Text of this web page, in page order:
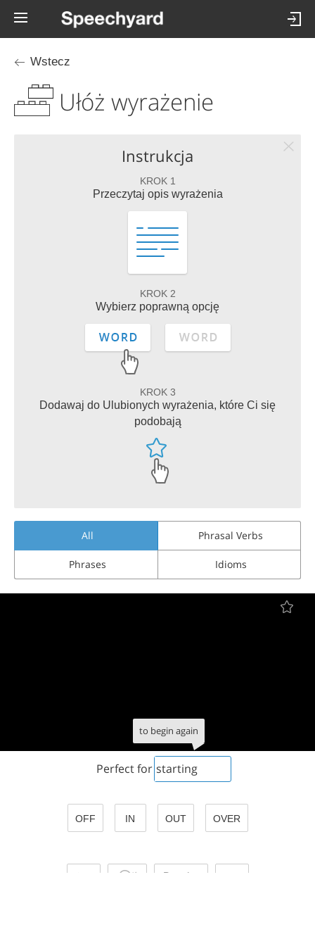
Wstecz
Ułóż wyrażenie
Instrukcja
KROK 1
Przeczytaj opis wyrażenia
KROK 2
Wybierz poprawną opcję
KROK 3
Dodawaj do Ulubionych wyrażenia, które Ci się
podobają
All Phrasal Verbs
Phrases Idioms
Perfect for starting
to begin again
OFF IN OUT OVER
Powtórz